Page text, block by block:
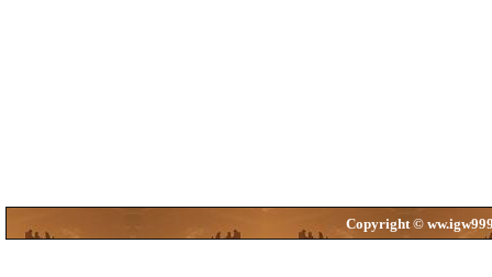
Copyright ©